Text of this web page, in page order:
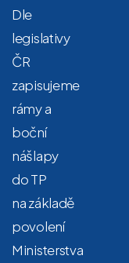
Dle
legislativy
ČR
zapisujeme
rámy a
boční
nášlapy
do TP
na základě
povolení
Ministerstva